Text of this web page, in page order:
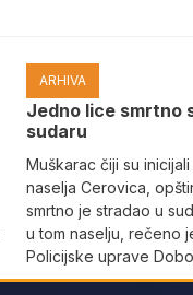
ARHIVA
Јedno lice smrtno
sudaru
Muškarac čiji su
naselja Cerovica,
smrtno je stradao u
u tom naselju, rečeno
Policijske uprave